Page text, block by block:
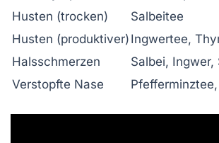
Husten (trocken)
Salbeitee
Husten (produktiver) Ingwertee,
Halsschmerzen
Salbei,
Verstopfte Nase